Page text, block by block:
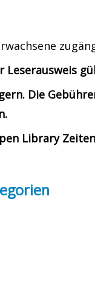
Leserausweis
Die
Library